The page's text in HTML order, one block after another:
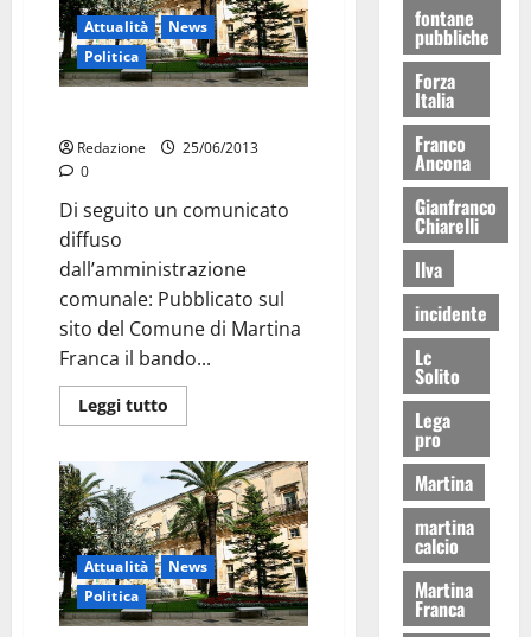
Attualità
News
Politica
Redazione
25/06/2013
0
Di seguito un comunicato
diffuso
dall’amministrazione
comunale: Pubblicato sul
sito del Comune di Martina
Franca il bando...
Leggi tutto
Attualità
News
Politica
fontane
pubbliche
Forza
Italia
Franco
Ancona
Gianfranco
Chiarelli
Ilva
incidente
Lc
Solito
Lega
pro
Martina
martina
calcio
Martina
Franca